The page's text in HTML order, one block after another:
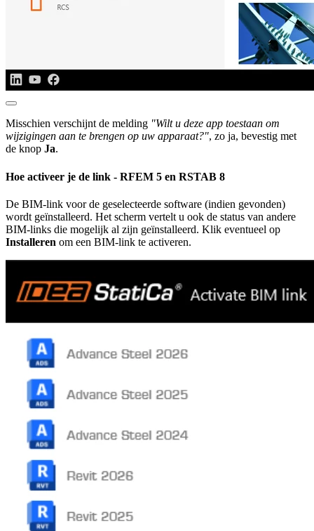
Misschien verschijnt de melding "Wilt u deze app toestaan om
wijzigingen aan te brengen op uw apparaat?", zo ja, bevestig met
de knop Ja.
Hoe activeer je de link - RFEM 5 en RSTAB 8
De BIM-link voor de geselecteerde software (indien gevonden)
wordt geïnstalleerd. Het scherm vertelt u ook de status van andere
BIM-links die mogelijk al zijn geïnstalleerd. Klik eventueel op
Installeren om een BIM-link te activeren.